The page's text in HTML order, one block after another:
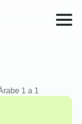
1 a 1